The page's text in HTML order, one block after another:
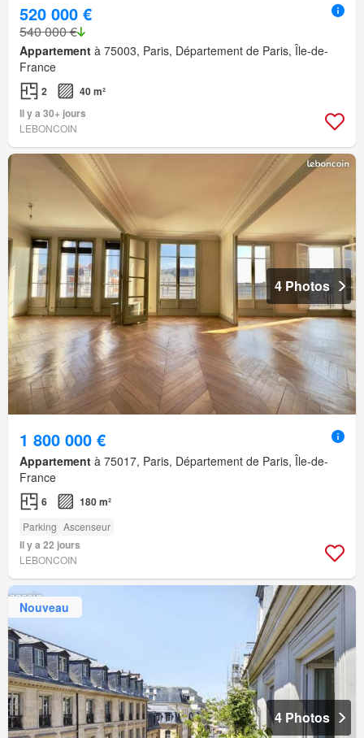
520 000 €
540 000 €
Appartement à 75003, Paris, Département de Paris, Île-de-
France
2
40 m²
Il y a 30+ jours
LEBONCOIN
4 Photos
1 800 000 €
Appartement à 75017, Paris, Département de Paris, Île-de-
France
6 180 m²
Parking Ascenseur
Il y a 22 jours
LEBONCOIN
Nouveau
4 Photos